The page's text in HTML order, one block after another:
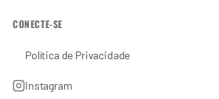
CONECTE-SE
Política de Privacidade
Instagram